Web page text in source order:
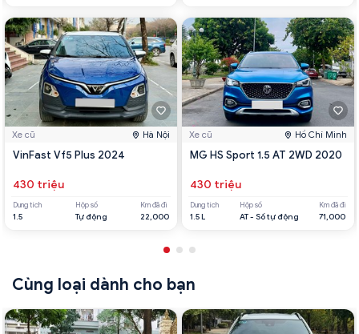
Xe cũ Hà Nội
VinFast Vf5 Plus 2024
430 triệu
Dung tích
1.5
Hộp số
Tự động
Km đã đi
22,000
Xe cũ Hồ Chí Minh
MG HS Sport 1.5 AT 2WD 2020
430 triệu
Dung tích
1.5 L
Hộp số
AT - Số tự động
Km đã đi
71,000
Cùng loại dành cho bạn